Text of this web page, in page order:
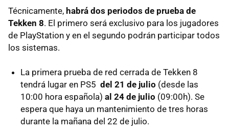
Técnicamente, habrá dos periodos de prueba de
Tekken 8. El primero será exclusivo para los jugadores
de PlayStation y en el segundo podrán participar todos
los sistemas.
La primera prueba de red cerrada de Tekken 8
tendrá lugar en PS5 del 21 de julio (desde las
10:00 hora española) al 24 de julio (09:00h). Se
espera que haya un mantenimiento de tres horas
durante la mañana del 22 de julio.